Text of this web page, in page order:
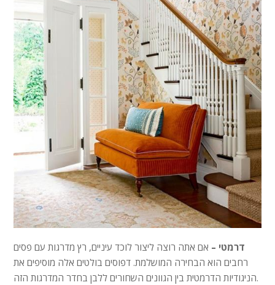
דרמטי – אם אתה רוצה ליצור לוכד עיניים, רץ מדרגות עם פסים
רחבים הוא הבחירה המושלמת. דפוסים בולטים אלה מוסיפים את
הניגודיות הדרמטית בין הגוונים השחורים ללבן בחדר המדרגות הזה.